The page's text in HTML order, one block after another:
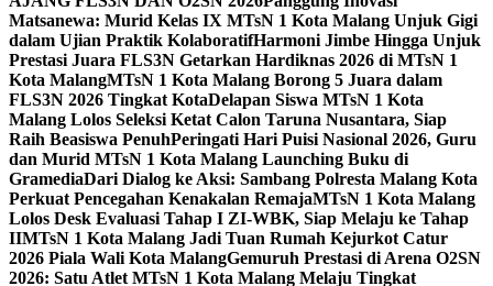
Matsanewa: Murid Kelas IX MTsN 1 Kota Malang Unjuk Gigi
dalam Ujian Praktik KolaboratifHarmoni Jimbe Hingga Unjuk
Prestasi Juara FLS3N Getarkan Hardiknas 2026 di MTsN 1
Kota MalangMTsN 1 Kota Malang Borong 5 Juara dalam
FLS3N 2026 Tingkat KotaDelapan Siswa MTsN 1 Kota
Malang Lolos Seleksi Ketat Calon Taruna Nusantara, Siap
Raih Beasiswa PenuhPeringati Hari Puisi Nasional 2026, Guru
dan Murid MTsN 1 Kota Malang Launching Buku di
GramediaDari Dialog ke Aksi: Sambang Polresta Malang Kota
Perkuat Pencegahan Kenakalan RemajaMTsN 1 Kota Malang
Lolos Desk Evaluasi Tahap I ZI-WBK, Siap Melaju ke Tahap
IIMTsN 1 Kota Malang Jadi Tuan Rumah Kejurkot Catur
2026 Piala Wali Kota MalangGemuruh Prestasi di Arena O2SN
2026: Satu Atlet MTsN 1 Kota Malang Melaju Tingkat